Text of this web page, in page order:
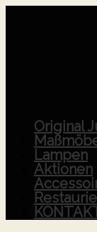
Original
Lampen
Aktionen